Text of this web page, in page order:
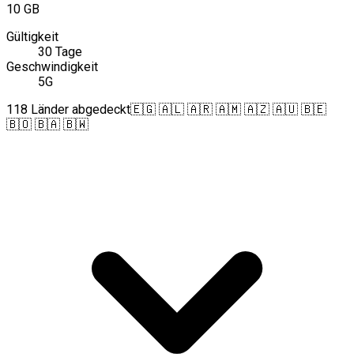
10 GB
Gültigkeit
30 Tage
Geschwindigkeit
5G
118 Länder abgedeckt🇪🇬 🇦🇱 🇦🇷 🇦🇲 🇦🇿 🇦🇺 🇧🇪
🇧🇴 🇧🇦 🇧🇼